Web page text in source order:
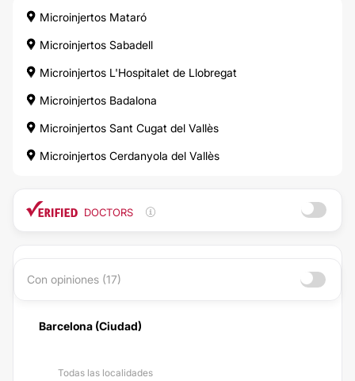
Microinjertos Mataró
Microinjertos Sabadell
Microinjertos L'Hospitalet de Llobregat
Microinjertos Badalona
Microinjertos Sant Cugat del Vallès
Microinjertos Cerdanyola del Vallès
DOCTORS
Con opiniones (17)
Barcelona (Ciudad)
Todas las localidades